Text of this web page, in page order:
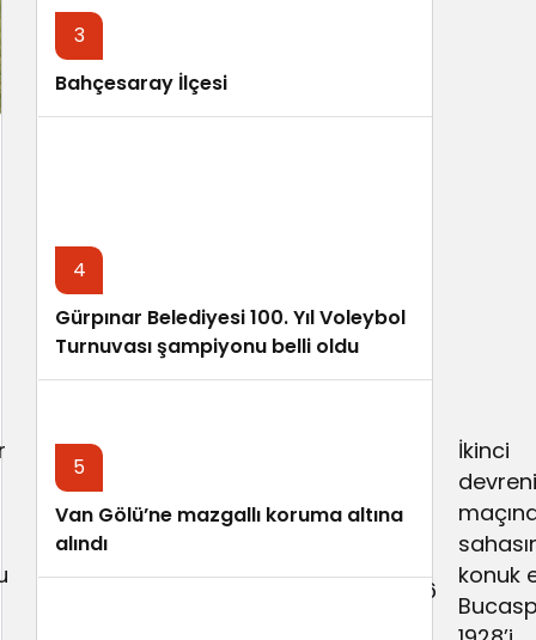
Beyoğlu Yeni
birlikte ligdeki
İkinci
oynadığı 16
İkinci
konuk
3
Bahçesaray İlçesi
4
Gürpınar Belediyesi 100. Yıl Voleybol
Turnuvası şampiyonu belli oldu
5
Van Gölü’ne mazgallı koruma altına
alındı